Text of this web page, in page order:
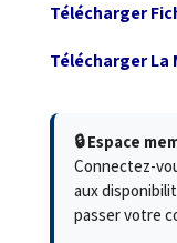
Télécharger
Télécharger La
🔒 Espace
Connectez-
aux
passer votre